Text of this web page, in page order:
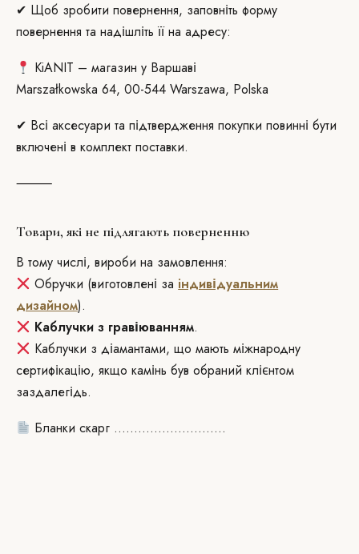
✔ Щоб зробити повернення, заповніть форму
повернення та надішліть її на адресу:
KiANIT – магазин у Варшаві
Marszałkowska 64, 00-544 Warszawa, Polska
✔ Всі аксесуари та підтвердження покупки повинні бути
включені в комплект поставки.
⸻
Товари, які не підлягають поверненню
В тому числі, вироби на замовлення:
Обручки (виготовлені за iндивідуальним
дизайном).
Каблучки з гравіюванням.
Каблучки з діамантами, що мають міжнародну
сертифікацію, якщо камінь був обраний клієнтом
заздалегідь.
Бланки скарг ............................